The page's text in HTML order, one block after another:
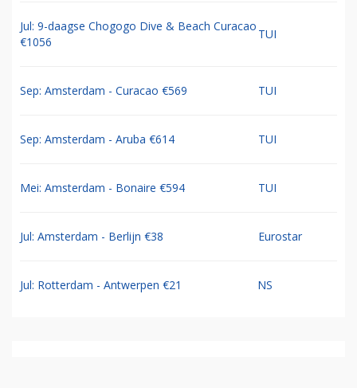
Jul: 9-daagse Chogogo Dive & Beach Curacao
€1056
TUI
Sep: Amsterdam - Curacao €569 TUI
Sep: Amsterdam - Aruba €614 TUI
Mei: Amsterdam - Bonaire €594 TUI
Jul: Amsterdam - Berlijn €38 Eurostar
Jul: Rotterdam - Antwerpen €21 NS